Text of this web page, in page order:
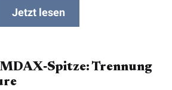
Jetzt lesen
MDAX‑Spitze: Trennung